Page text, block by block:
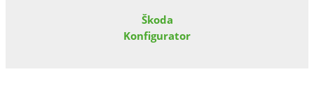
Škoda
Konfigurator